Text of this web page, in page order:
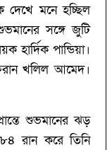
দেখে মনে হচ্ছিল
সঙ্গে জুটি
হার্দিক পান্ডিয়া।
খলিল আমেদ।
শুভমানের ঝড়
রান করে তিনি